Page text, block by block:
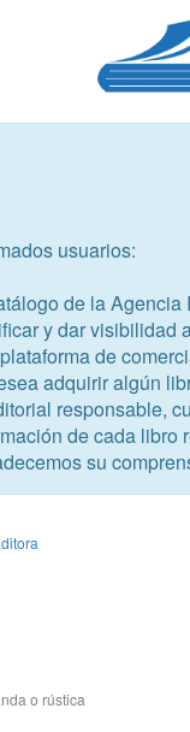
o rústica
usuarios:
de la
y dar visibilidad
de
adquirir algún
responsable,
de cada libro
su